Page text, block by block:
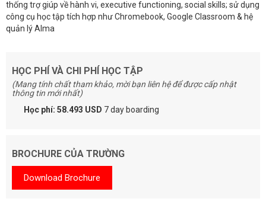
thống trợ giúp về hành vi, executive functioning, social skills; sử dụng
công cụ học tập tích hợp như Chromebook, Google Classroom & hệ
quản lý Alma
HỌC PHÍ VÀ CHI PHÍ HỌC TẬP
(Mang tính chất tham khảo, mời bạn liên hệ để được cấp nhật
thông tin mới nhất)
Học phí: 58.493 USD 7 day boarding
BROCHURE CỦA TRƯỜNG
Download Brochure